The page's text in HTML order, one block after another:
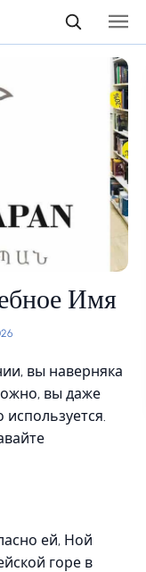
Имя
вы наверняка
вы даже
ей, Ной
горе в